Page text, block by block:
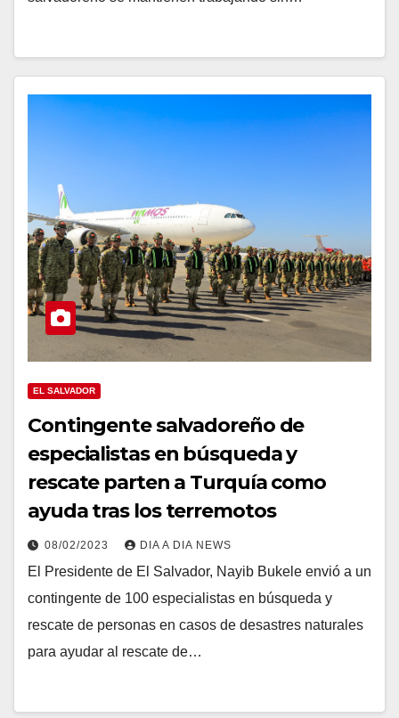
EL SALVADOR
Contingente salvadoreño de
especialistas en búsqueda y
rescate parten a Turquía como
ayuda tras los terremotos
08/02/2023 DIA A DIA NEWS
El Presidente de El Salvador, Nayib Bukele envió a un
contingente de 100 especialistas en búsqueda y
rescate de personas en casos de desastres naturales
para ayudar al rescate de…